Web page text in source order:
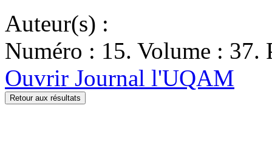
Auteur(s) :
Numéro : 15. Volume : 37.
Ouvrir Journal l'UQAM
Retour aux résultats